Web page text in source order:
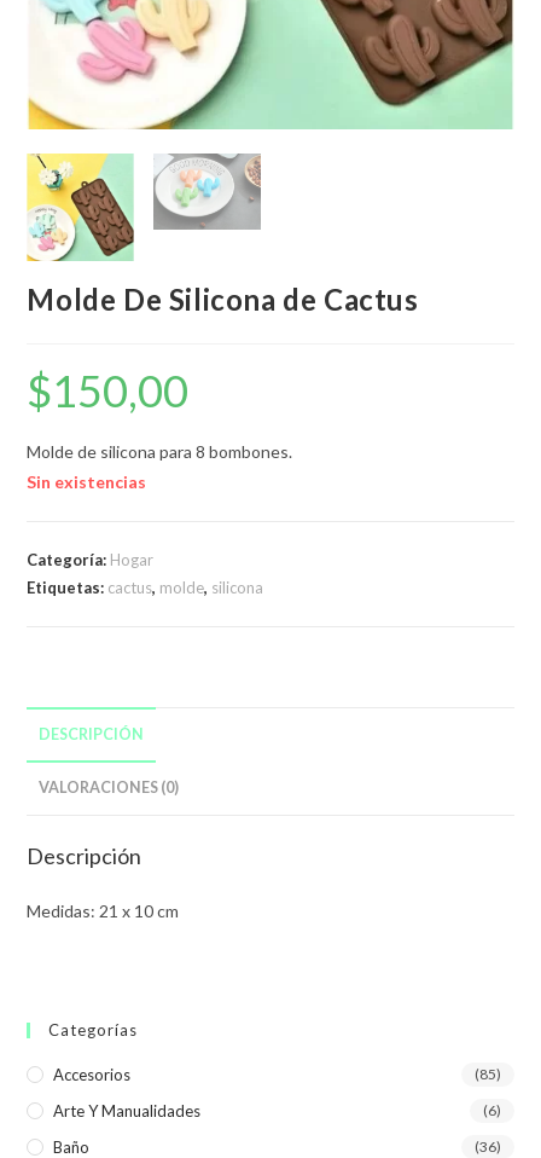
Molde De Silicona de Cactus
$150,00
Molde de silicona para 8 bombones.
Sin existencias
Categoría: Hogar
Etiquetas: cactus, molde, silicona
DESCRIPCIÓN
VALORACIONES (0)
Descripción
Medidas: 21 x 10 cm
Categorías
Accesorios (85)
Arte Y Manualidades (6)
Baño (36)